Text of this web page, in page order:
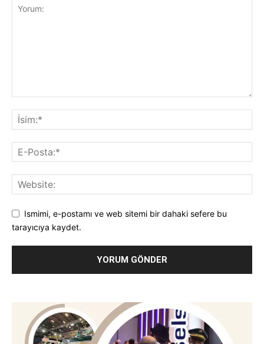
Ismimi, e-postamı ve web sitemi bir dahaki sefere bu
tarayıcıya kaydet.